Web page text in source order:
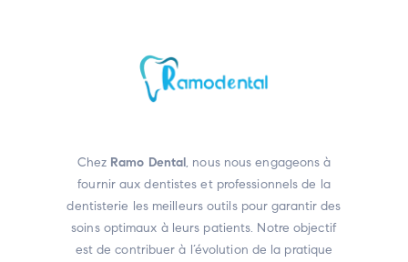
Chez Ramo Dental, nous nous engageons à
fournir aux dentistes et professionnels de la
dentisterie les meilleurs outils pour garantir des
soins optimaux à leurs patients. Notre objectif
est de contribuer à l’évolution de la pratique